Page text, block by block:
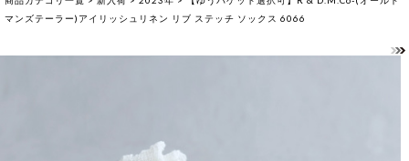
マンズテーラー)アイリッシュリネン リブ ステッチ ソックス 6066